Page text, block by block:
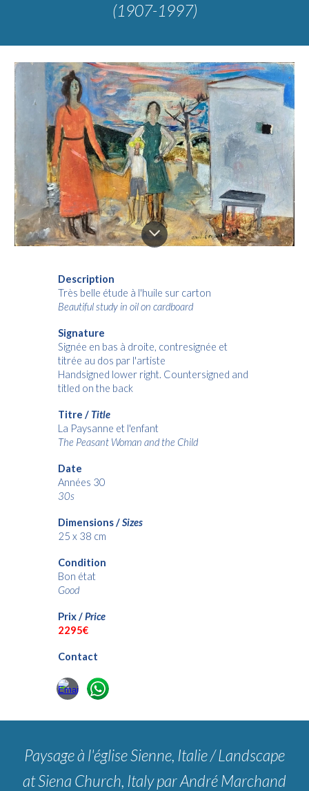
(1907-1997)
Description
Très belle étude à l'huile sur carton
Beautiful study in oil on cardboard
Signature
Signée en bas à droite, contresignée et
titrée au dos par l'artiste
Handsigned lower right. Countersigned and
titled on the back
Titre / Title
La Paysanne et l'enfant
The Peasant Woman and the Child
Date
Années 30
30s
Dimensions /Sizes
25 x 38 cm
Condition
Bon état
Good
Prix /Price
2295€
Contact
Paysage à l'église Sienne, Italie / Landscape
at Siena Church, Italy par André Marchand